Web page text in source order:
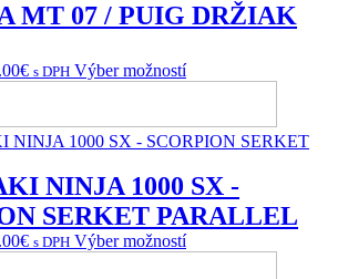
MT 07 / PUIG DRŽIAK
€Price
through
161.00€
s DPH Výber možnostíTento
viacero
variantov.
si
môžete
vybrať
na
NINJA 1000 SX -
SERKET PARALLEL
€Price
s DPH Výber možnostíTento